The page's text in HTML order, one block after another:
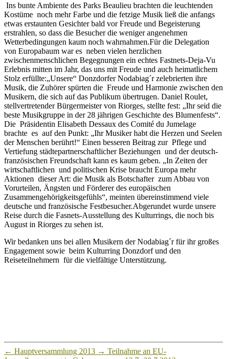
Ins bunte Ambiente des Parks Beaulieu brachten die leuchtenden
Kostüme noch mehr Farbe und die fetzige Musik ließ die anfangs
etwas erstaunten Gesichter bald vor Freude und Begeisterung
erstrahlen, so dass die Besucher die weniger angenehmen
Wetterbedingungen kaum noch wahrnahmen.Für die Delegation
von Europabaum war es neben vielen herzlichen
zwischenmenschlichen Begegnungen ein echtes Fastnets-Deja-Vu
Erlebnis mitten im Jahr, das uns mit Freude und auch heimatlichem
Stolz erfüllte:„Unsere“ Donzdorfer Nodabiag´r zelebrierten ihre
Musik, die Zuhörer spürten die Freude und Harmonie zwischen den
Musikern, die sich auf das Publikum übertrugen. Daniel Roulet,
stellvertretender Bürgermeister von Riorges, stellte fest: „Ihr seid die
beste Musikgruppe in der 28 jährigen Geschichte des Blumenfests“.
Die Präsidentin Elisabeth Dessaux des Comité du Jumelage
brachte es auf den Punkt: „Ihr Musiker habt die Herzen und Seelen
der Menschen berührt!“ Einen besseren Beitrag zur Pflege und
Vertiefung städtepartnerschaftlicher Beziehungen und der deutsch-
französischen Freundschaft kann es kaum geben. „In Zeiten der
wirtschaftlichen und politischen Krise braucht Europa mehr
Aktionen dieser Art: die Musik als Botschafter zum Abbau von
Vorurteilen, Ängsten und Förderer des europäischen
Zusammengehörigkeitsgefühls“, meinten übereinstimmend viele
deutsche und französische Festbesucher.Abgerundet wurde unsere
Reise durch die Fasnets-Ausstellung des Kulturrings, die noch bis
August in Riorges zu sehen ist.
Wir bedanken uns bei allen Musikern der Nodabiag´r für ihr großes
Engagement sowie beim Kulturring Donzdorf und den
Reiseteilnehmern für die vielfältige Unterstützung.
← Hauptversammlung 2013 → Teilnahme an EU-